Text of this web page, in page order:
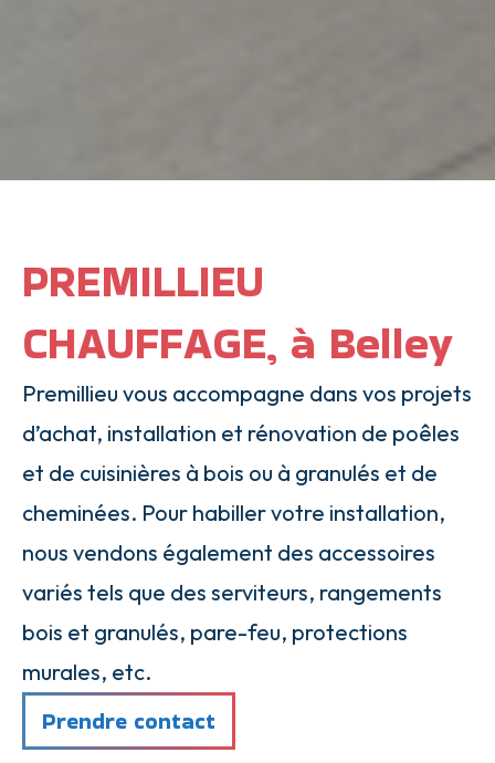
PREMILLIEU
CHAUFFAGE, à Belley
Premillieu vous accompagne dans vos projets
d’achat, installation et rénovation de poêles
et de cuisinières à bois ou à granulés et de
cheminées. Pour habiller votre installation,
nous vendons également des accessoires
variés tels que des serviteurs, rangements
bois et granulés, pare-feu, protections
murales, etc.
Prendre contact